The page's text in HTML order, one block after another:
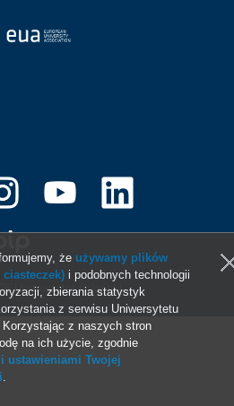
Uniwersytet Gdański
że używamy plików
i podobnych technologii
zbierania statystyk
z serwisu Uniwersytetu
Korzystając z naszych stron
na ich użycie, zgodnie
ustawieniami Twojej
.